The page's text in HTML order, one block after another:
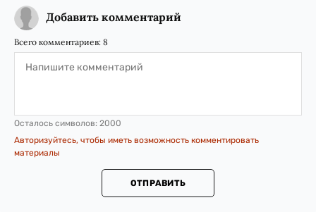
Добавить комментарий
Всего комментариев: 8
Осталось символов: 2000
Авторизуйтесь, чтобы иметь возможность комментировать
материалы
ОТПРАВИТЬ